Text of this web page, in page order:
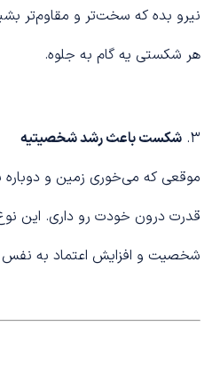
نیرو بده که سخت‌تر و مقاوم‌تر
هر شکستی یه گام به جلوه.
۳. شکست باعث رشد شخصیتیه
موقعی که می‌خوری زمین و
قدرت درون خودت رو داری. این
شخصیت و افزایش اعتماد به